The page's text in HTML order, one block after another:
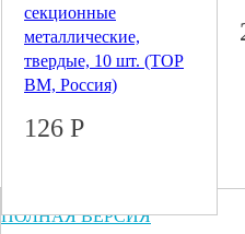
секционные
металлические,
твердые, 10 шт. (ТОР
BM, Россия)
126 Р
ПОЛНАЯ ВЕРСИЯ